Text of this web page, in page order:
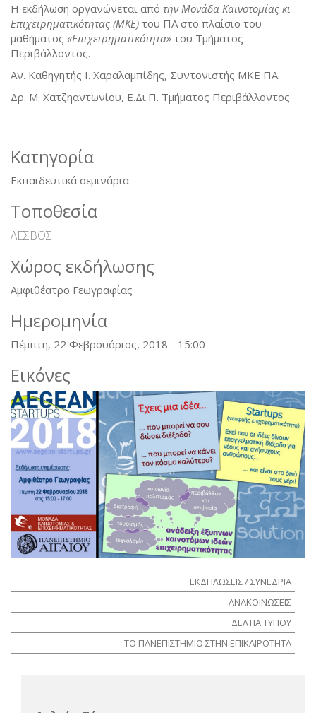
Η εκδήλωση οργανώνεται από την Μονάδα Καινοτομίας κι
Επιχειρηματικότητας (ΜΚΕ) του ΠΑ στο πλαίσιο του
μαθήματος «Επιχειρηματικότητα» του Τμήματος
Περιβάλλοντος.
Αν. Καθηγητής Ι. Χαραλαμπίδης, Συντονιστής ΜΚΕ ΠΑ
Δρ. Μ. Χατζηαντωνίου, Ε.Δι.Π. Τμήματος Περιβάλλοντος
Κατηγορία
Εκπαιδευτικά σεμινάρια
Τοποθεσία
ΛΕΣΒΟΣ
Χώρος εκδήλωσης
Αμφιθέατρο Γεωγραφίας
Ημερομηνία
Πέμπτη, 22 Φεβρουάριος, 2018 - 15:00
Εικόνες
ΕΚΔΗΛΩΣΕΙΣ / ΣΥΝΕΔΡΙΑ
ΑΝΑΚΟΙΝΩΣΕΙΣ
ΔΕΛΤΙΑ ΤΥΠΟΥ
ΤΟ ΠΑΝΕΠΙΣΤΗΜΙΟ ΣΤΗΝ ΕΠΙΚΑΙΡΟΤΗΤΑ